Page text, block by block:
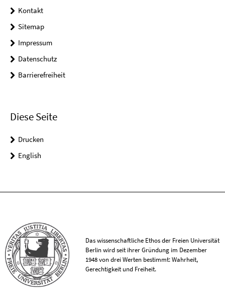
Kontakt
Sitemap
Impressum
Datenschutz
Barrierefreiheit
Diese Seite
Drucken
English
Das wissenschaftliche Ethos der Freien Universität
Berlin wird seit ihrer Gründung im Dezember
1948 von drei Werten bestimmt: Wahrheit,
Gerechtigkeit und Freiheit.